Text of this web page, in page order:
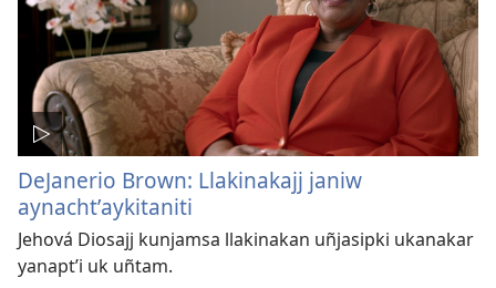
DeJanerio Brown: Llakinakajj janiw
aynachtʼaykitaniti
Jehová Diosajj kunjamsa llakinakan uñjasipki ukanakar
yanaptʼi uk uñtam.